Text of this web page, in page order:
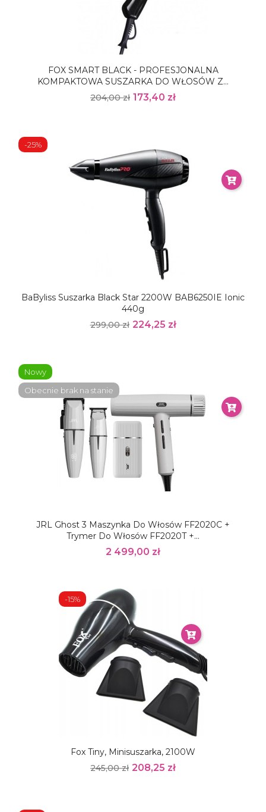
FOX SMART BLACK - PROFESJONALNA
KOMPAKTOWA SUSZARKA DO WŁOSÓW Z...
204,00 zł 173,40 zł
BaByliss Suszarka Black Star 2200W BAB6250IE Ionic
440g
299,00 zł 224,25 zł
-25%
JRL Ghost 3 Maszynka Do Włosów FF2020C +
Trymer Do Włosów FF2020T +...
2 499,00 zł
Nowy
Obecnie brak na stanie
Fox Tiny, Minisuszarka, 2100W
245,00 zł 208,25 zł
-15%